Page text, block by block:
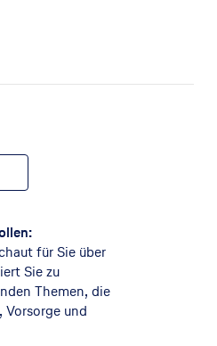
für Sie über
Sie zu
Themen, die
Vorsorge und